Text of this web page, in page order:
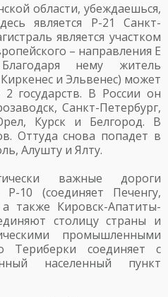
области, убеждаешься,
является Р-21 Санкт-
является участком
– направления Е
нему житель
и Эльвенес) может
государств. В России он
Санкт-Петербург,
Курск и Белгород. В
Оттуда снова попадет в
Алушту и Ялту.
важные дороги
10 (соединяет Печенгу,
также Кировск-Апатиты-
столицу страны и
промышленными
соединяет с
населенный пункт